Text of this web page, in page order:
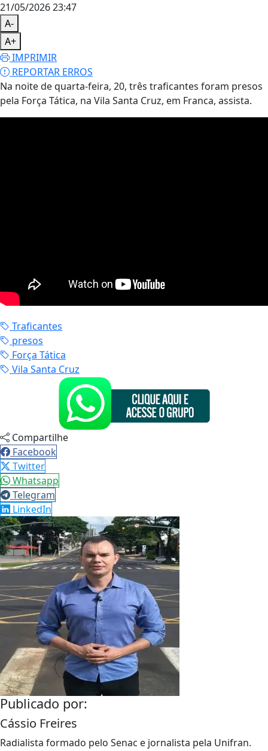
21/05/2026 23:47
A-
A+
IMPRIMIR
REPORTAR ERROS
Na noite de quarta-feira, 20, três traficantes foram presos
pela Força Tática, na Vila Santa Cruz, em Franca, assista.
Traficantes
presos
Força Tática
Vila Santa Cruz
Compartilhe
Facebook
Twitter
Whatsapp
Telegram
LinkedIn
Publicado por:
Cássio Freires
Radialista formado pelo Senac e jornalista pela Unifran.